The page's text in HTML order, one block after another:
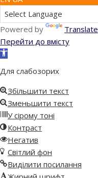
Powered by
Translate
Перейти до вмісту
Відкрити
інструментів
Для слабозорих
Збільшити текст
Зменьшити текст
У сірому тоні
Контраст
Негатив
Світлий фон
Виділити посилання